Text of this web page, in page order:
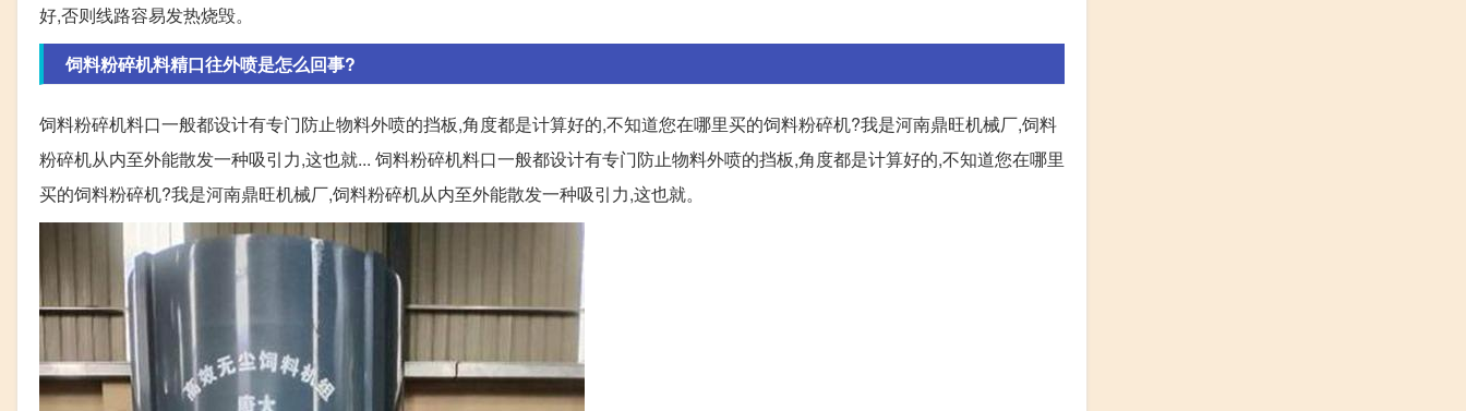
好,否则线路容易发热烧毁。
饲料粉碎机料精口往外喷是怎么回事?
饲料粉碎机料口一般都设计有专门防止物料外喷的挡板,角度都是计算好的,不知道您在哪里买的饲料粉碎机?我是河南鼎旺机械厂,饲料
粉碎机从内至外能散发一种吸引力,这也就... 饲料粉碎机料口一般都设计有专门防止物料外喷的挡板,角度都是计算好的,不知道您在哪里
买的饲料粉碎机?我是河南鼎旺机械厂,饲料粉碎机从内至外能散发一种吸引力,这也就。